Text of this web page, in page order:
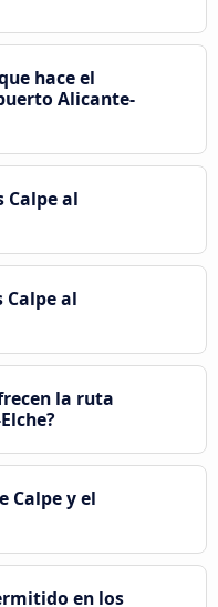
hace el
Alicante-
Calpe al
Calpe al
la ruta
Calpe y el
en los